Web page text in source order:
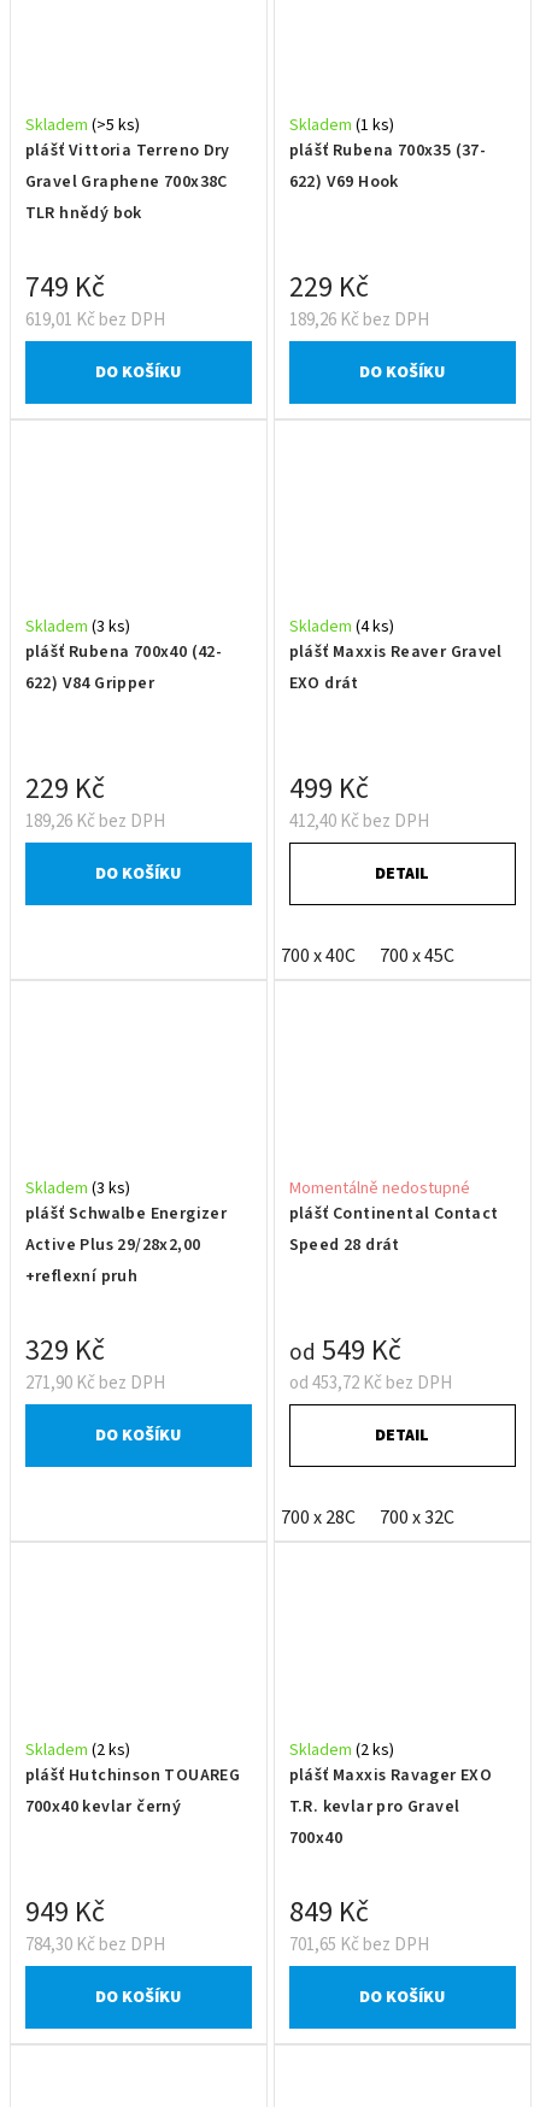
plášť Vittoria Terreno Dry
Gravel Graphene 700x38C
TLR hnědý bok
Skladem (>5 ks)
619,01 Kč bez DPH
749 Kč
DO KOŠÍKU
plášť Rubena 700x35 (37-
622) V69 Hook
Skladem (1 ks)
189,26 Kč bez DPH
229 Kč
DO KOŠÍKU
plášť Rubena 700x40 (42-
622) V84 Gripper
Skladem (3 ks)
189,26 Kč bez DPH
229 Kč
DO KOŠÍKU
plášť Maxxis Reaver Gravel
EXO drát
Skladem (4 ks)
412,40 Kč bez DPH
499 Kč
DETAIL
700 x 40C 700 x 45C
plášť Schwalbe Energizer
Active Plus 29/28x2,00
+reflexní pruh
Skladem (3 ks)
271,90 Kč bez DPH
329 Kč
DO KOŠÍKU
plášť Continental Contact
Speed 28 drát
Momentálně nedostupné
od 453,72 Kč bez DPH
od 549 Kč
DETAIL
700 x 28C 700 x 32C
plášť Hutchinson TOUAREG
700x40 kevlar černý
Skladem (2 ks)
784,30 Kč bez DPH
949 Kč
DO KOŠÍKU
plášť Maxxis Ravager EXO
T.R. kevlar pro Gravel
700x40
Skladem (2 ks)
701,65 Kč bez DPH
849 Kč
DO KOŠÍKU